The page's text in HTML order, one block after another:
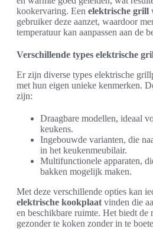
kookervaring. Een elektrische grill
gebruiker deze aanzet, waardoor
temperatuur kan aanpassen aan de
Verschillende types elektrische
Er zijn diverse types elektrische
met hun eigen unieke kenmerken.
zijn:
Draagbare modellen, ideaal
keukens.
Ingebouwde varianten, die
in het keukenmeubilair.
Multifunctionele apparaten,
bakken mogelijk maken.
Met deze verschillende opties kan
elektrische kookplaat vinden die
en beschikbare ruimte. Het biedt de
gezonder te koken zonder in te